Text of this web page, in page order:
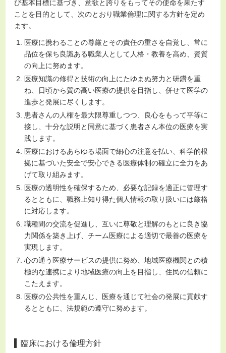
び基本目標に基づき、意欲と誇りをもってその使命を果たす
ことを目的として、次のとおり職業倫理に関する方針を定め
ます。
医療に携わることの尊厳とその責任の重さを自覚し、常に
品位を保ち良識ある職業人として人格・教養を高め、資質
の向上に努めます。
医療知識の修得と技術の向上にたゆまぬ努力と研鑽を重
ね、日頃から質の高い医療の提供を目指し、併せて医学の
進歩と発展に尽くします。
患者さんの人権を最大限尊重しつつ、良心をもって平等に
接し、十分な説明と同意に基づく患者さん本位の医療を実
践します。
医療におけるあらゆる場面で細心の注意を払い、科学的根
拠に基づいた安全で安心できる医療体制の確立に全力をあ
げて取り組みます。
医療の透明性を確保するため、必要な記録を適正に管理す
るとともに、職務上知り得た個人情報の取り扱いには厳格
に対応します。
職種間の交流を促進し、互いに尊敬と理解のもとに良き協
力関係を築き上げ、チーム医療による適切で最善の医療を
実現します。
心の通う医療サービスの提供に努め、地域医療機関との積
極的な連携により地域医療の向上を目指し、住民の信頼に
こたえます。
医療の公共性を重んじ、医療を通じて社会の発展に貢献す
るとともに、法規範の遵守に努めます。
臨床における倫理方針